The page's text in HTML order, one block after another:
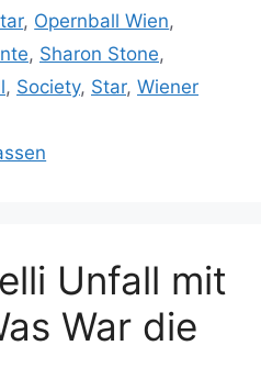
, Opernball Wien,
, Sharon Stone,
, Society, Star, Wiener
Unfall mit
War die